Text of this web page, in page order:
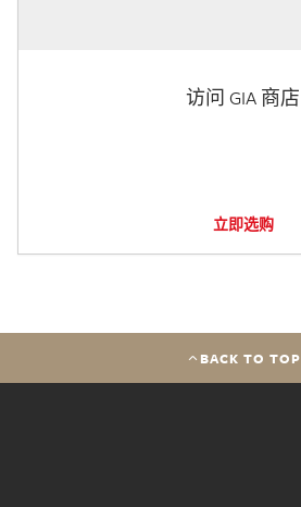
访问 GIA 商店
立即选购
BACK TO TOP